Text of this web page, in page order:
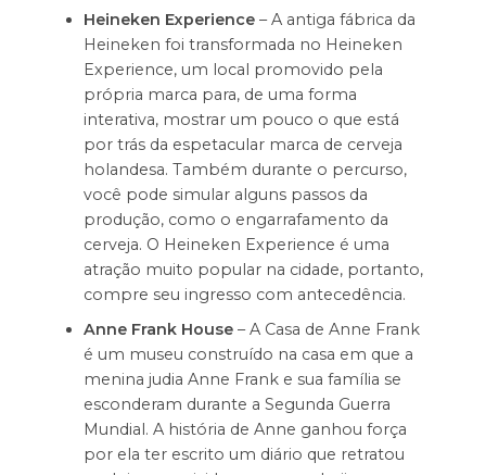
Heineken Experience – A antiga fábrica da
Heineken foi transformada no Heineken
Experience, um local promovido pela
própria marca para, de uma forma
interativa, mostrar um pouco o que está
por trás da espetacular marca de cerveja
holandesa. Também durante o percurso,
você pode simular alguns passos da
produção, como o engarrafamento da
cerveja. O Heineken Experience é uma
atração muito popular na cidade, portanto,
compre seu ingresso com antecedência.
Anne Frank House– A Casa de Anne Frank
é um museu construído na casa em que a
menina judia Anne Frank e sua família se
esconderam durante a Segunda Guerra
Mundial. A história de Anne ganhou força
por ela ter escrito um diário que retratou